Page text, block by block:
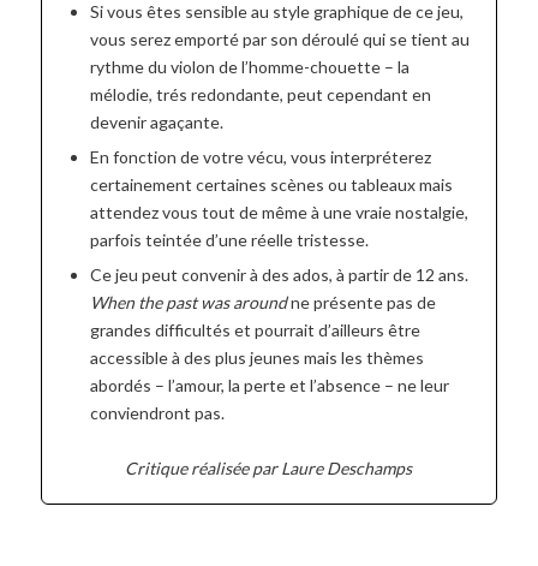
Si vous êtes sensible au style graphique de ce jeu,
vous serez emporté par son déroulé qui se tient au
rythme du violon de l’homme-chouette – la
mélodie, trés redondante, peut cependant en
devenir agaçante.
En fonction de votre vécu, vous interpréterez
certainement certaines scènes ou tableaux mais
attendez vous tout de même à une vraie nostalgie,
parfois teintée d’une réelle tristesse.
Ce jeu peut convenir à des ados, à partir de 12 ans.
When the past was aroundne présente pas de
grandes difficultés et pourrait d’ailleurs être
accessible à des plus jeunes mais les thèmes
abordés – l’amour, la perte et l’absence – ne leur
conviendront pas.
Critique réalisée par Laure Deschamps